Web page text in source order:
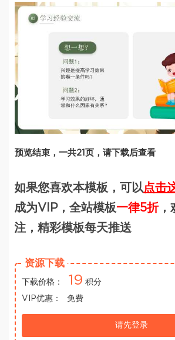
预览结束，一共21页，请下载后查看
如果您喜欢本模板，可以点击
成为VIP，全站模板一律5折，
注，精彩模板每天推送
资源下载
下载价格： 19 积分
VIP优惠：
免费
请先登录